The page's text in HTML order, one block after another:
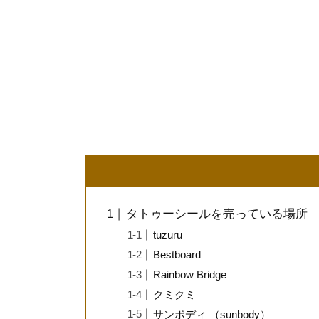
タトゥーシールを売っている場所
tuzuru
Bestboard
Rainbow Bridge
クミクミ
サンボディ （sunbody）